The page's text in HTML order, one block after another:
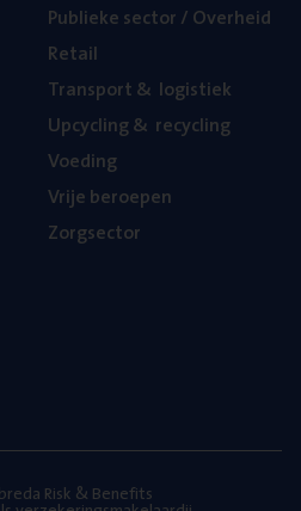
Publie­ke sec­tor / Overheid
Retail
Trans­port& logistiek
Upcy­cling& recycling
Voe­ding
Vrije beroe­pen
Zorg­sec­tor
Risk & Benefits